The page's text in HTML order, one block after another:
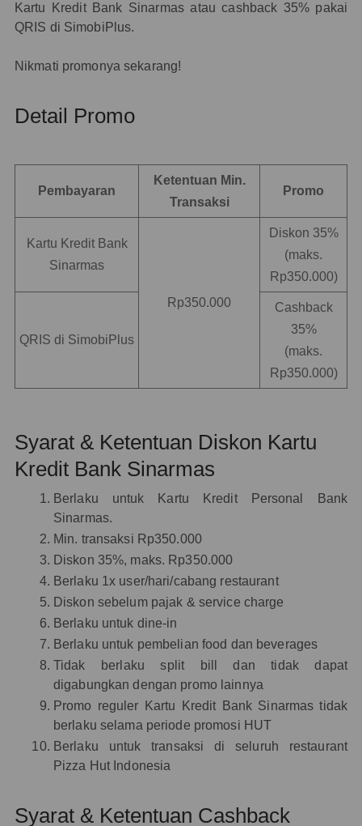
Kartu Kredit Bank Sinarmas atau cashback 35% pakai
QRIS di SimobiPlus.
Nikmati promonya sekarang!
Detail Promo
Pembayaran
Ketentuan Min.
Transaksi
Promo
Kartu Kredit Bank
Sinarmas
Rp350.000
Diskon 35%
(maks.
Rp350.000)
QRIS di SimobiPlus
Cashback
35%
(maks.
Rp350.000)
Syarat & Ketentuan Diskon Kartu
Kredit Bank Sinarmas
Berlaku untuk Kartu Kredit Personal Bank
Sinarmas.
Min. transaksi Rp350.000
Diskon 35%, maks. Rp350.000
Berlaku 1x user/hari/cabang restaurant
Diskon sebelum pajak & service charge
Berlaku untuk dine-in
Berlaku untuk pembelian food dan beverages
Tidak berlaku split bill dan tidak dapat
digabungkan dengan promo lainnya
Promo reguler Kartu Kredit Bank Sinarmas tidak
berlaku selama periode promosi HUT
Berlaku untuk transaksi di seluruh restaurant
Pizza Hut Indonesia
Syarat & Ketentuan Cashback